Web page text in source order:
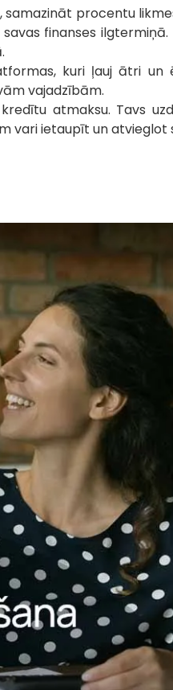
samazināt procentu
finanses
kuri ļauj ātri
vajadzībām.
atmaksu. Tavs
vari ietaupīt un atvieglot